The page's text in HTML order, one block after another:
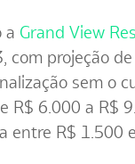
a Grand View
com projeção
sem o
R$ 6.000 a R$
entre R$ 1.500